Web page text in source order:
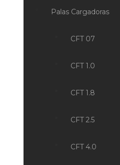
Palas Cargadoras
CFT 07
CFT 1.0
CFT 1.8
CFT 2.5
CFT 4.0